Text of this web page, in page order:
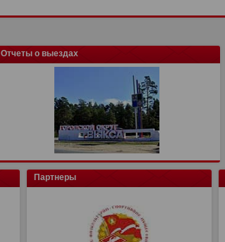
Отчеты о выездах
Партнеры